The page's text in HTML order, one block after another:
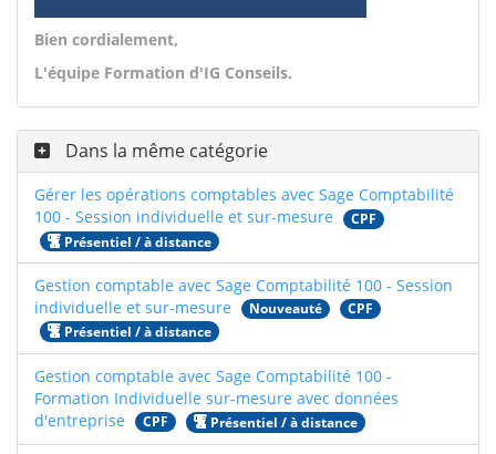
Bien cordialement,
L'équipe Formation d'IG Conseils.
Dans la même catégorie
Gérer les opérations comptables avec Sage Comptabilité
100 - Session individuelle et sur-mesure
CPF
Présentiel / à distance
Gestion comptable avec Sage Comptabilité 100 - Session
individuelle et sur-mesure
Nouveauté
CPF
Présentiel / à distance
Gestion comptable avec Sage Comptabilité 100 -
Formation Individuelle sur-mesure avec données
d'entreprise
CPF Présentiel / à distance